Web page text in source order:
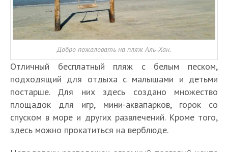
Добро пожаловать на пляж Аль-Хан.
Отличный бесплатный пляж с белым песком,
подходящий для отдыха с малышами и детьми
постарше. Для них здесь создано множество
площадок для игр, мини-аквапарков, горок со
спуском в море и других развлечений. Кроме того,
здесь можно прокатиться на верблюде.